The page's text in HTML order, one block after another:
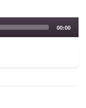
00:00